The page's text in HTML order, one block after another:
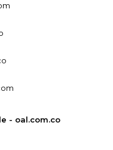
- oal.com.co